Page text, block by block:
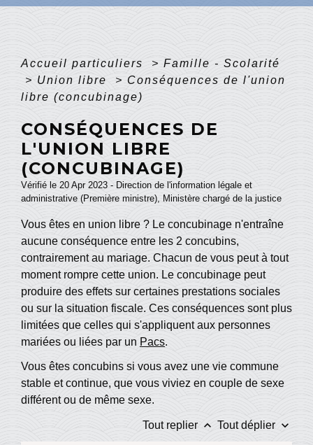
Accueil particuliers > Famille - Scolarité
> Union libre > Conséquences de l'union
libre (concubinage)
CONSÉQUENCES DE
L'UNION LIBRE
(CONCUBINAGE)
Vérifié le 20 Apr 2023 - Direction de l'information légale et
administrative (Première ministre), Ministère chargé de la justice
Vous êtes en union libre ? Le concubinage n'entraîne
aucune conséquence entre les 2 concubins,
contrairement au mariage. Chacun de vous peut à tout
moment rompre cette union. Le concubinage peut
produire des effets sur certaines prestations sociales
ou sur la situation fiscale. Ces conséquences sont plus
limitées que celles qui s'appliquent aux personnes
mariées ou liées par un Pacs.
Vous êtes concubins si vous avez une vie commune
stable et continue, que vous viviez en couple de sexe
différent ou de même sexe.
Tout replier keyboard_arrow_up Tout déplier keyboard_arrow_down